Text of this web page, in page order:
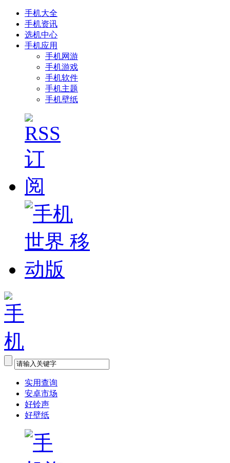
手机大全
手机资讯
选机中心
手机应用
手机网游
手机游戏
手机软件
手机主题
手机壁纸
实用查询
安卓市场
好铃声
好壁纸